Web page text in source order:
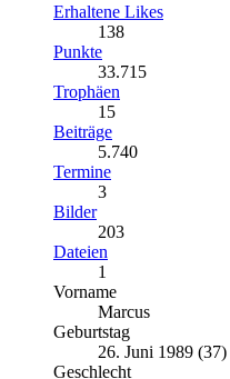
Erhaltene Likes
138
Punkte
33.715
Trophäen
15
Beiträge
5.740
Termine
3
Bilder
203
Dateien
1
Vorname
Marcus
Geburtstag
26. Juni 1989 (37)
Geschlecht